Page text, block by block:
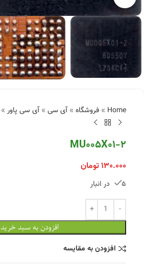
Home
» فروشگاه »آی سی »آی سی پاور »
MU005X01-2
۱۳۰.۰۰۰تومان
5 در انبار
افزودن به سبد خرید
افزودن به مقایسه